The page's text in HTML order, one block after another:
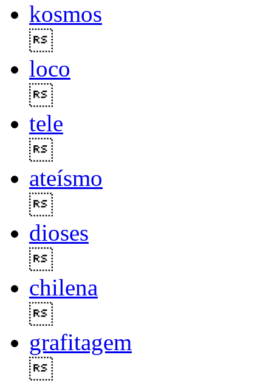
kosmos
loco
tele
ateísmo
dioses
chilena
grafitagem